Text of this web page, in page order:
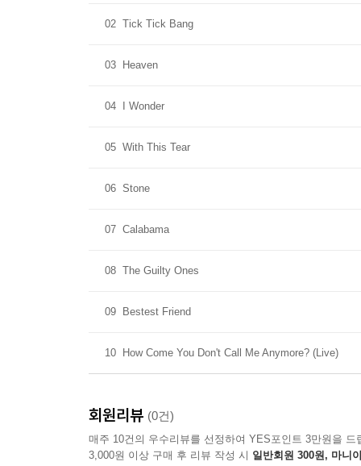
02 Tick Tick Bang
03 Heaven
04 I Wonder
05 With This Tear
06 Stone
07 Calabama
08 The Guilty Ones
09 Bestest Friend
10 How Come You Don't Call Me Anymore? (Live)
회원리뷰 (0건)
매주 10건의 우수리뷰를 선정하여 YES포인트 3만원을 드
3,000원 이상 구매 후 리뷰 작성 시 일반회원 300원, 마니